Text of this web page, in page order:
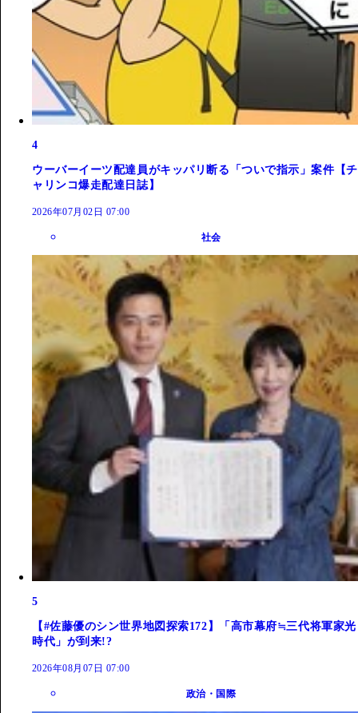
4
ウーバーイーツ配達員がキッパリ断る「ついで指示」案件【チ
ャリンコ爆走配達日誌】
2026年07月02日 07:00
社会
5
【#佐藤優のシン世界地図探索172】「高市幕府≒三代将軍家光
時代」が到来!?
2026年08月07日 07:00
政治・国際